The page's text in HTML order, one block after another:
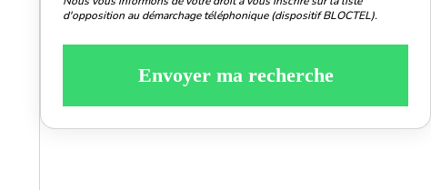
d'opposition au démarchage téléphonique (dispositif BLOCTEL).
Envoyer ma recherche